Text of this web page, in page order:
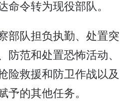
命令转为现役部队。
部队担负执勤、处置突
防范和处置恐怖活动、
险救援和防卫作战以及
予的其他任务。